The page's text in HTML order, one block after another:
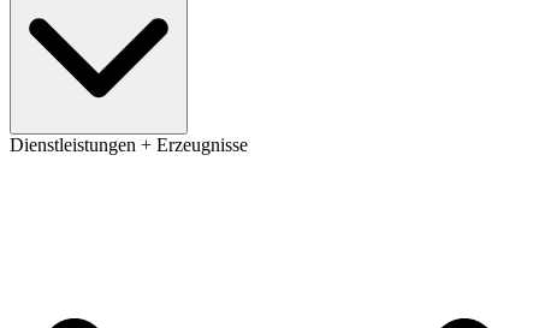
Dienstleistungen + Erzeugnisse